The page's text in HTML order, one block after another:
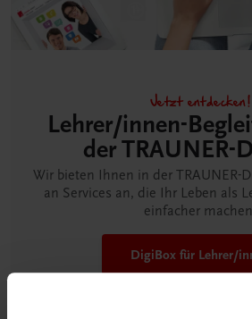
Jetzt entdecken!
Lehrer/innen-
der TRAUNER-
Wir bieten Ihnen in der TRAUNER-
an Services an, die Ihr Leben als
einfacher
DigiBox für Lehrer/